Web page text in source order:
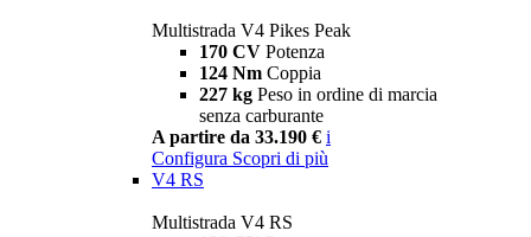
Multistrada V4 Pikes Peak
170 CV Potenza
124 Nm Coppia
227 kg Peso in ordine di marcia
senza carburante
A partire da 33.190 € i
Configura Scopri di più
V4 RS
Multistrada V4 RS